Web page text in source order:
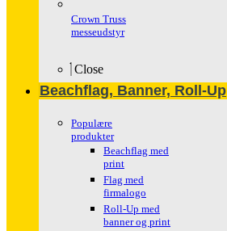
Crown Truss
messeudstyr
Close
Beachflag, Banner, Roll-Up
Populære
produkter
Beachflag med
print
Flag med
firmalogo
Roll-Up med
banner og print